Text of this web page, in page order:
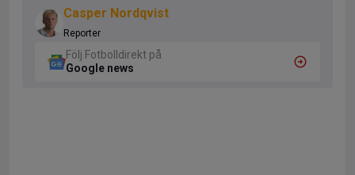
Casper Nordqvist
Reporter
Följ Fotbolldirekt på
Google news